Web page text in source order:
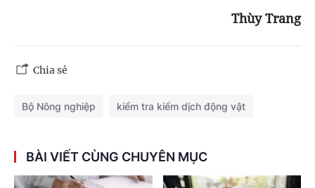
Thùy Trang
Chia sẻ
Bộ Nông nghiệp kiểm tra kiểm dịch động vật
BÀI VIẾT CÙNG CHUYÊN MỤC